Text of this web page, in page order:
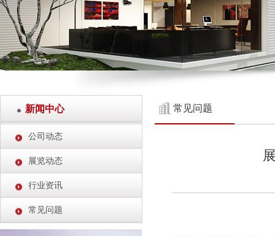
新闻中心
公司动态
展览动态
行业资讯
常见问题
常见问题